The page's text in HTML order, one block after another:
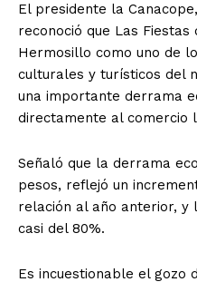
El presidente la
reconoció que Las
Hermosillo como uno de
culturales y turísticos del
una importante derrama
directamente al comercio
Señaló que la derrama
pesos, reflejó un
relación al año anterior, y
casi del 80%.
Es incuestionable el gozo